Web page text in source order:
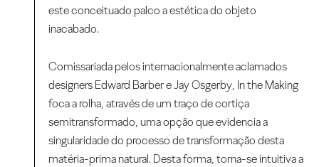
este conceituado palco a estética do objeto
inacabado.
Comissariada pelos internacionalmente aclamados
designers Edward Barber e Jay Osgerby, In the Making
foca a rolha, através de um traço de cortiça
semitransformado, uma opção que evidencia a
singularidade do processo de transformação desta
matéria-prima natural. Desta forma, torna-se intuitiva a